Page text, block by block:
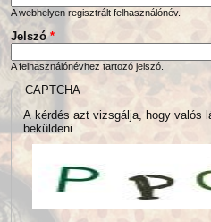
A webhelyen regisztrált felhasználónév.
Jelszó*
A felhasználónévhez tartozó jelszó.
CAPTCHA
A kérdés azt vizsgálja, hogy valós
beküldeni.